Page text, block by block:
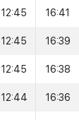
12:45 16:41
12:45 16:39
12:45 16:38
12:44 16:36